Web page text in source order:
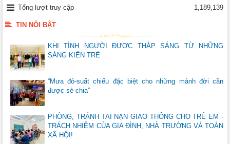
Tổng lượt truy cập
1,189,139
TIN NỔI BẬT
KHI TÌNH NGƯỜI ĐƯỢC THẮP SÁNG TỪ NHỮNG
SÁNG KIẾN TRẺ
“Mưa đỏ-suất chiếu đặc biệt cho những mảnh đời cần
được sẻ chia”
PHÒNG, TRÁNH TAI NẠN GIAO THÔNG CHO TRẺ EM -
TRÁCH NHIỆM CỦA GIA ĐÌNH, NHÀ TRƯỜNG VÀ TOÀN
XÃ HỘI!